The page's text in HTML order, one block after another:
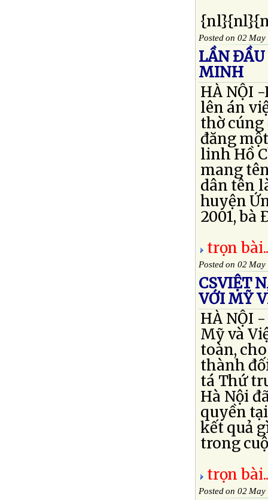
Posted on 02 May
LẦN ĐẦU
MINH
HÀ NỘI
lên án
thờ cúng
đăng
linh Hồ
mang
dân tên
huyện
2001, bà
trọn
Posted on 02 May
CSVIỆT
VỚI MỸ
HÀ NỘI
Mỹ và
toàn,
thành
tá Thứ
Hà Nội
quyền
kết quả
trong
trọn
Posted on 02 May